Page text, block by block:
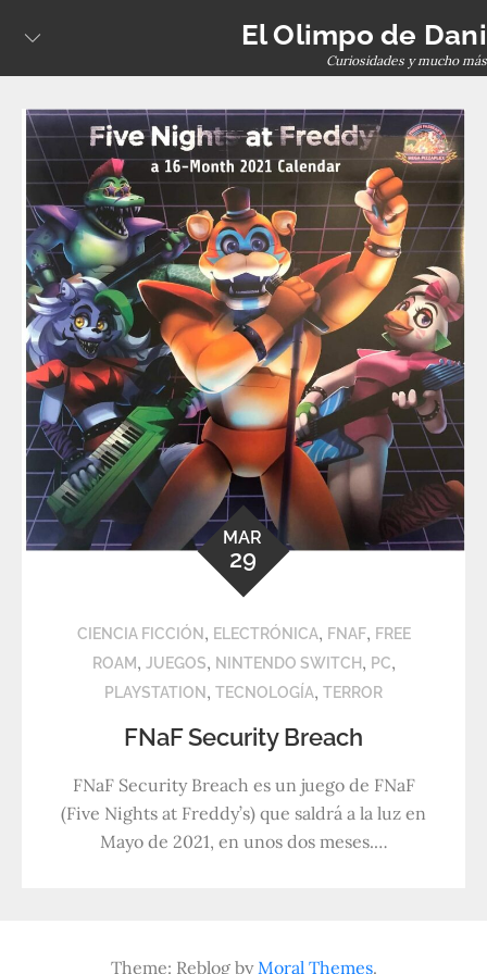
El Olimpo de Dani
Curiosidades y mucho más
MAR
29
CIENCIA FICCIÓN , ELECTRÓNICA, FNAF, FREE
ROAM, JUEGOS, NINTENDO SWITCH, PC,
PLAYSTATION , TECNOLOGÍA, TERROR
FNaF Security Breach
FNaF Security Breach es un juego de FNaF
(Five Nights at Freddy’s) que saldrá a la luz en
Mayo de 2021, en unos dos meses.…
Theme: Reblog byMoral Themes.